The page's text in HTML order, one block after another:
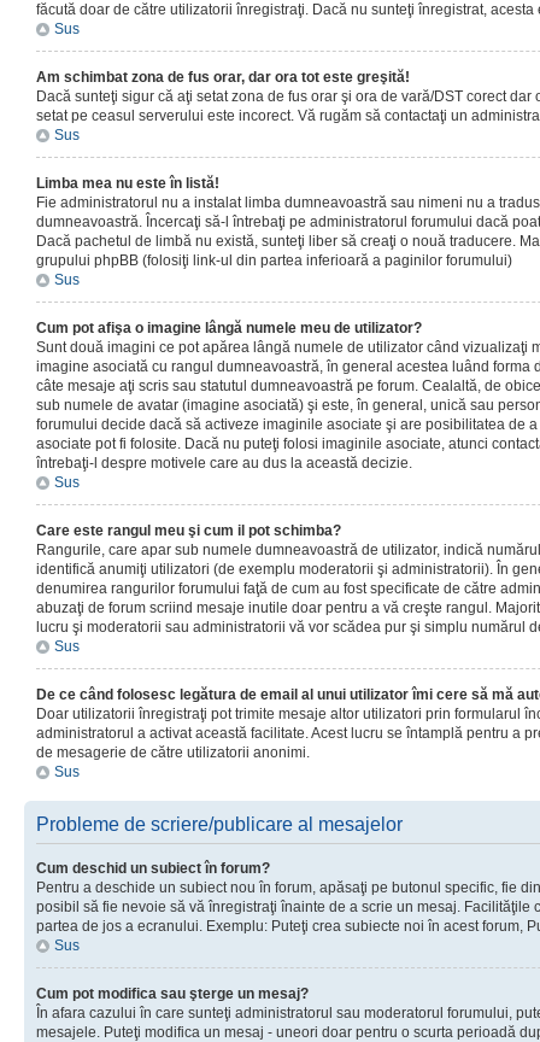
făcută doar de către utilizatorii înregistraţi. Dacă nu sunteţi înregistrat, acesta
Sus
Am schimbat zona de fus orar, dar ora tot este greşită!
Dacă sunteţi sigur că aţi setat zona de fus orar şi ora de vară/DST corect
setat pe ceasul serverului este incorect. Vă rugăm să contactaţi un
Sus
Limba mea nu este în listă!
Fie administratorul nu a instalat limba dumneavoastră sau nimeni nu a
dumneavoastră. Încercaţi să-l întrebaţi pe administratorul forumului dacă
Dacă pachetul de limbă nu există, sunteţi liber să creaţi o nouă traducere.
grupului phpBB (folosiţi link-ul din partea inferioară a paginilor forumului)
Sus
Cum pot afişa o imagine lângă numele meu de utilizator?
Sunt două imagini ce pot apărea lângă numele de utilizator când vizualizaţi
imagine asociată cu rangul dumneavoastră, în general acestea luând forma
câte mesaje aţi scris sau statutul dumneavoastră pe forum. Cealaltă, de
sub numele de avatar (imagine asociată) şi este, în general, unică sau
forumului decide dacă să activeze imaginile asociate şi are posibilitatea de
asociate pot fi folosite. Dacă nu puteţi folosi imaginile asociate, atunci
întrebaţi-l despre motivele care au dus la această decizie.
Sus
Care este rangul meu şi cum il pot schimba?
Rangurile, care apar sub numele dumneavoastră de utilizator, indică
identifică anumiţi utilizatori (de exemplu moderatorii şi administratorii). În
denumirea rangurilor forumului faţă de cum au fost specificate de către
abuzaţi de forum scriind mesaje inutile doar pentru a vă creşte rangul.
lucru şi moderatorii sau administratorii vă vor scădea pur şi simplu numărul
Sus
De ce când folosesc legătura de email al unui utilizator îmi cere să mă
Doar utilizatorii înregistraţi pot trimite mesaje altor utilizatori prin formularul
administratorul a activat această facilitate. Acest lucru se întamplă pentru a
de mesagerie de către utilizatorii anonimi.
Sus
Probleme de scriere/publicare al mesajelor
Cum deschid un subiect în forum?
Pentru a deschide un subiect nou în forum, apăsaţi pe butonul specific, fie
posibil să fie nevoie să vă înregistraţi înainte de a scrie un mesaj. Facilităţile
partea de jos a ecranului. Exemplu: Puteţi crea subiecte noi în acest forum,
Sus
Cum pot modifica sau şterge un mesaj?
În afara cazului în care sunteţi administratorul sau moderatorul forumului,
mesajele. Puteţi modifica un mesaj - uneori doar pentru o scurta perioadă